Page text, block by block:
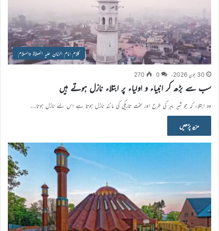
کلام امام الزمان علیہ الصلاۃ والسلام
30 جون 2026ء 0
270
سب سے بڑھ کر انبیاء و اولیاء پر ابتلاء نازل ہوتے ہیں
وہ ابتلاء کہ جو شیر ببر کی طرح اور سخت تاریکی کی مانند نازل ہوتا ہے اس لئے نازل ہوتا…
مزید پڑھیں